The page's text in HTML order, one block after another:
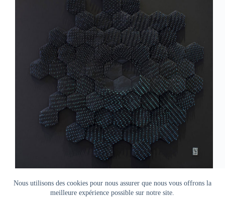
Nous utilisons des cookies pour nous assurer que nous vous offrons la
meilleure expérience possible sur notre site.